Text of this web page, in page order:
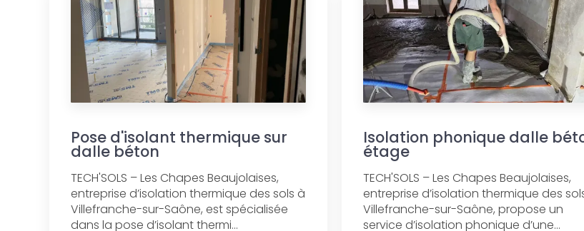
Pose d'isolant thermique sur
dalle béton
TECH'SOLS – Les Chapes Beaujolaises,
entreprise d’isolation thermique des sols à
Villefranche-sur-Saône, est spécialisée
dans la pose d’isolant thermi...
Isolation phonique dalle
étage
TECH'SOLS – Les Chapes Beaujolaises,
entreprise d’isolation thermique des
Villefranche-sur-Saône, propose un
service d’isolation phonique d’une...